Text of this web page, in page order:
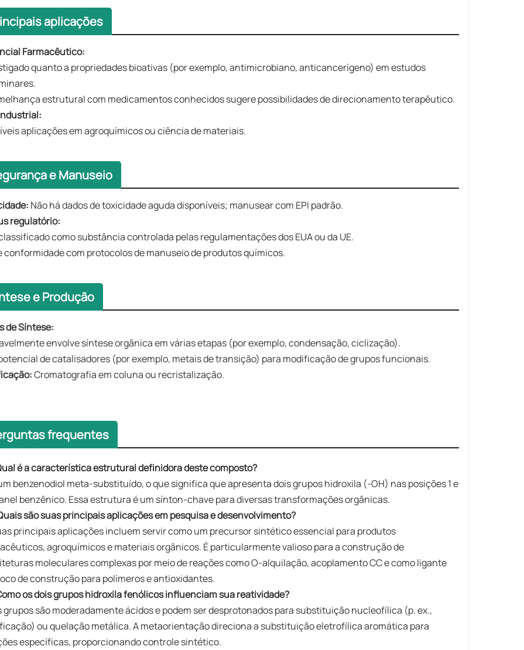
aplicações
Farmacêutico:
quanto a propriedades bioativas (por exemplo, antimicrobiano, anticancerígeno) em estudos
estrutural com medicamentos conhecidos sugere possibilidades de direcionamento terapêutico.
aplicações em agroquímicos ou ciência de materiais.
e Manuseio
Não há dados de toxicidade aguda disponíveis; manusear com EPI padrão.
regulatório:
como substância controlada pelas regulamentações dos EUA ou da UE.
conformidade com protocolos de manuseio de produtos químicos.
e Produção
de Síntese:
envolve síntese orgânica em várias etapas (por exemplo, condensação, ciclização).
de catalisadores (por exemplo, metais de transição) para modificação de grupos funcionais.
Cromatografia em coluna ou recristalização.
frequentes
é a característica estrutural definidora deste composto?
benzenodiol meta-substituído, o que significa que apresenta dois grupos hidroxila (-OH) nas posições 1 e
benzênico. Essa estrutura é um sínton-chave para diversas transformações orgânicas.
são suas principais aplicações em pesquisa e desenvolvimento?
principais aplicações incluem servir como um precursor sintético essencial para produtos
agroquímicos e materiais orgânicos. É particularmente valioso para a construção de
moleculares complexas por meio de reações como O-alquilação, acoplamento CC e como ligante
de construção para polímeros e antioxidantes.
os dois grupos hidroxila fenólicos influenciam sua reatividade?
grupos são moderadamente ácidos e podem ser desprotonados para substituição nucleofílica (p. ex.,
ou quelação metálica. A metaorientação direciona a substituição eletrofílica aromática para
específicas, proporcionando controle sintético.